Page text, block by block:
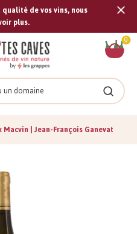
de vos vins, nous
plus.
0
Macvin | Jean-François Ganevat